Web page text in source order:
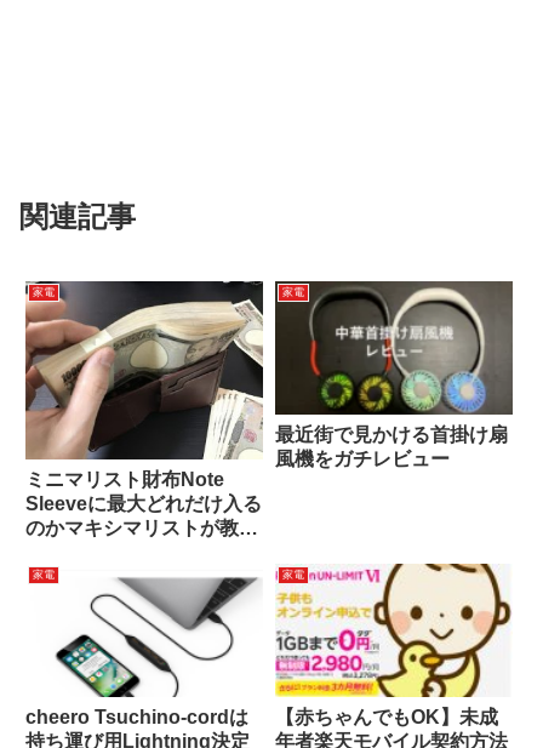
関連記事
家電
ミニマリスト財布Note
Sleeveに最大どれだけ入る
のかマキシマリストが教え
家電
最近街で見かける首掛け扇
風機をガチレビュー
家電
cheero Tsuchino-cordは
持ち運び用Lightning決定
家電
【赤ちゃんでもOK】未成
年者楽天モバイル契約方法